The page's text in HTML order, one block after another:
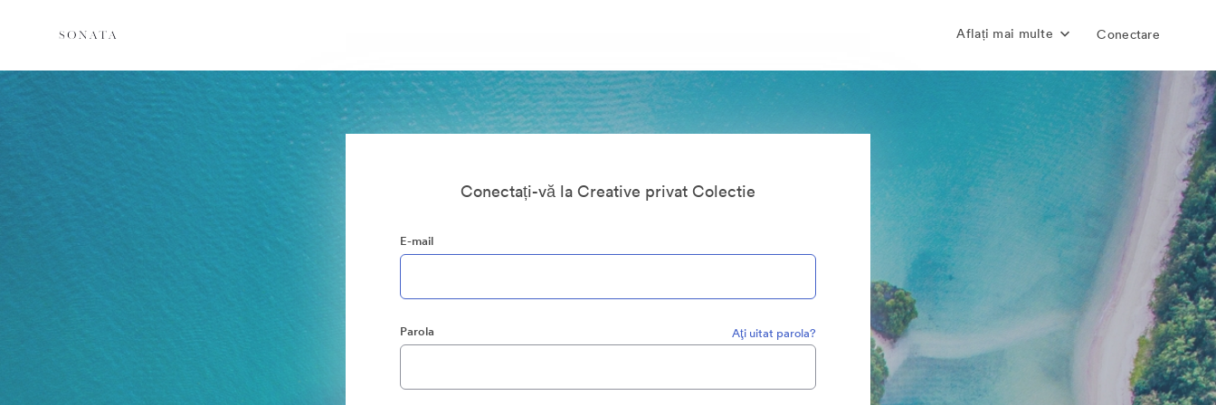
Aflați mai multe Conectare
Conectați-vă la Creative privat Colectie
E-mail
Parola Aţi uitat parola?